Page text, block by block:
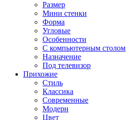
Размер
Мини стенки
Форма
Угловые
Особенности
С компьютерным столом
Назначение
Под телевизор
Прихожие
Стиль
Классика
Современные
Модерн
Цвет